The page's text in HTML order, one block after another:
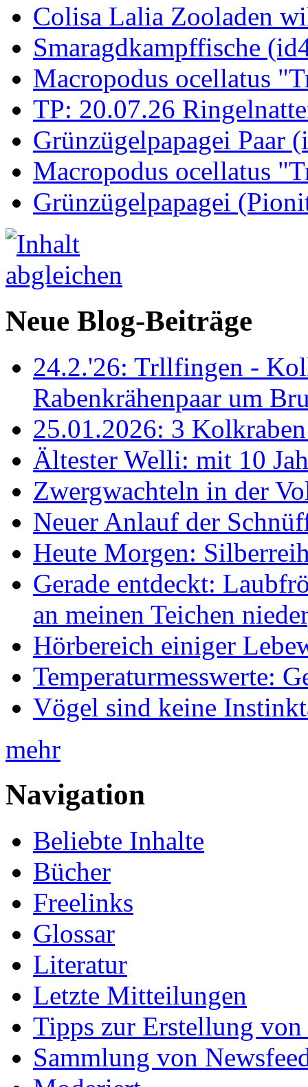
Colisa Lalia Zooladen
Smaragdkampffische
Macropodus ocellatus
TP: 20.07.26
Grünzügelpapagei Paar
Macropodus ocellatus
Grünzügelpapagei
Neue Blog-Beiträge
24.2.'26: Trllfingen -
Rabenkrähenpaar um
25.01.2026: 3
Ältester Welli: mit 10
Zwergwachteln in der
Neuer Anlauf der
Heute Morgen:
Gerade entdeckt:
an meinen Teichen
Hörbereich einiger
Temperaturmesswerte:
Vögel sind keine
mehr
Navigation
Beliebte Inhalte
Bücher
Freelinks
Glossar
Literatur
Letzte Mitteilungen
Tipps zur Erstellung
Sammlung von